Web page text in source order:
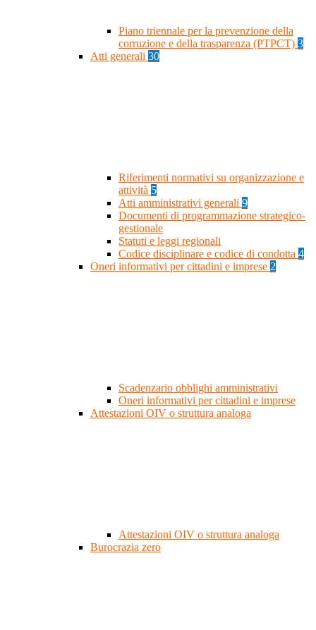
Piano triennale per la prevenzione della
corruzione e della trasparenza (PTPCT) 3
Atti generali 30
Riferimenti normativi su organizzazione e
attività 5
Atti amministrativi generali 9
Documenti di programmazione strategico-
gestionale
Statuti e leggi regionali
Codice disciplinare e codice di condotta 4
Oneri informativi per cittadini e imprese 2
Scadenzario obblighi amministrativi
Oneri informativi per cittadini e imprese
Attestazioni OIV o struttura analoga
Attestazioni OIV o struttura analoga
Burocrazia zero